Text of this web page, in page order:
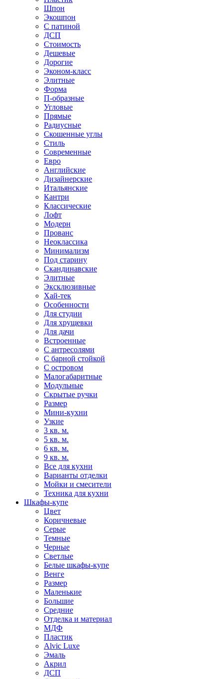
Шпон
Экошпон
С патиной
ДСП
Стоимость
Дешевые
Дорогие
Эконом-класс
Элитные
Форма
П-образные
Угловые
Прямые
Радиусные
Скошенные углы
Стиль
Современные
Евро
Английские
Дизайнерские
Итальянские
Кантри
Классические
Лофт
Модерн
Прованс
Неоклассика
Минимализм
Под старину
Скандинавские
Элитные
Эксклюзивные
Хай-тек
Особенности
Для студии
Для хрущевки
Для дачи
Встроенные
С антресолями
С барной стойкой
С островом
Малогабаритные
Модульные
Скрытые ручки
Размер
Мини-кухни
Узкие
3 кв. м.
5 кв. м.
6 кв. м.
9 кв. м.
Все для кухни
Варианты отделки
Мойки и смесители
Техника для кухни
Шкафы-купе
Цвет
Коричневые
Серые
Темные
Черные
Светлые
Белые шкафы-купе
Венге
Размер
Маленькие
Большие
Средние
Отделка и материал
МДФ
Пластик
Alvic Luxe
Эмаль
Акрил
ДСП